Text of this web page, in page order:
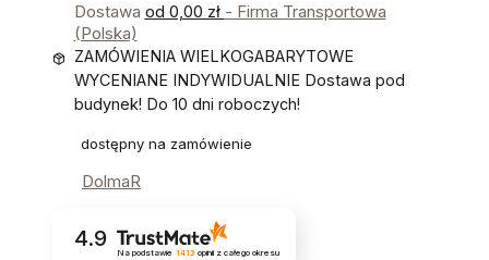
Dostawa od 0,00 zł - Firma Transportowa
(Polska)
ZAMÓWIENIA WIELKOGABARYTOWE
WYCENIANE INDYWIDUALNIE Dostawa pod
budynek! Do 10 dni roboczych!
dostępny na zamówienie
DolmaR
4.9
Na podstawie 1413 opinii z całego okresu